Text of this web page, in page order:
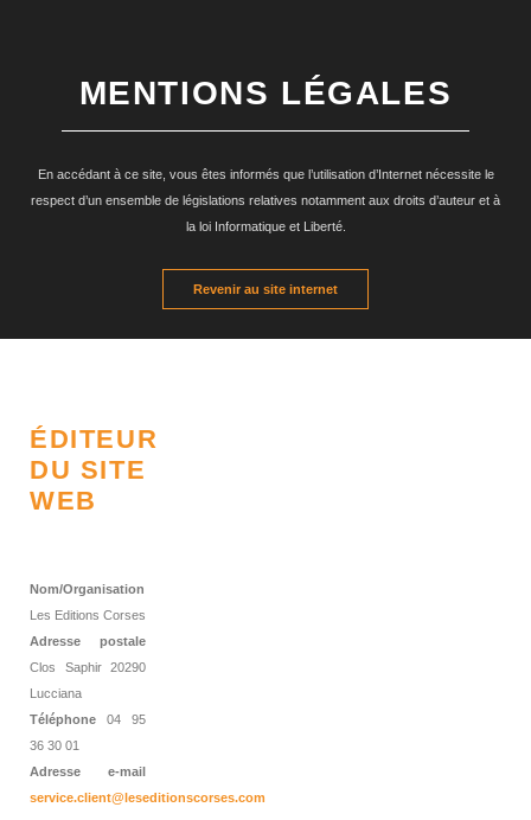
MENTIONS LÉGALES
En accédant à ce site, vous êtes informés que l’utilisation d’Internet nécessite le
respect d’un ensemble de législations relatives notamment aux droits d’auteur et à
la loi Informatique et Liberté.
Revenir au site internet
ÉDITEUR
DU SITE
WEB
Nom/Organisation
Les Editions Corses
Adresse postale
Clos Saphir 20290
Lucciana
Téléphone 04 95
36 30 01
Adresse e-mail
service.client@leseditionscorses.com